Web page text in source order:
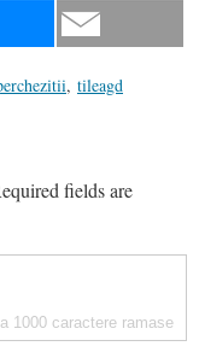
, tileagd
fields are
1000 caractere ramase